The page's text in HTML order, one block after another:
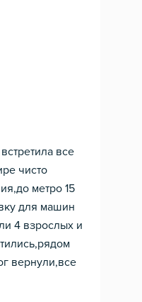
все
чисто
метро 15
для машин
4 взрослых и
вернули,все